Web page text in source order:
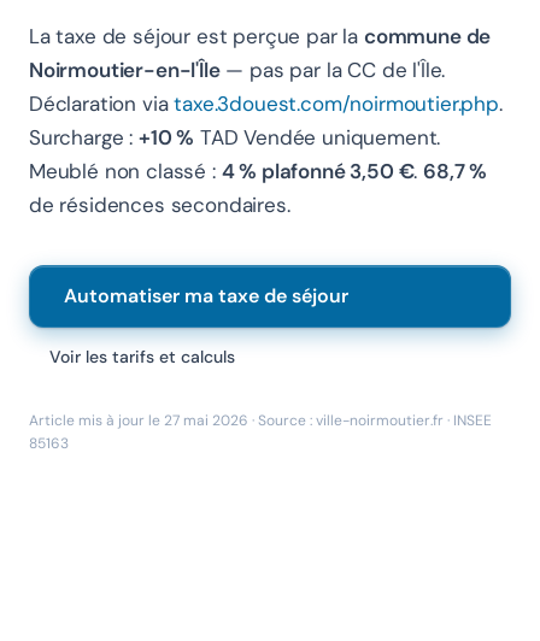
La taxe de séjour est perçue par la commune de
Noirmoutier-en-l'Île— pas par la CC de l'Île.
Déclaration viataxe.3douest.com/noirmoutier.php.
Surcharge : +10 % TAD Vendée uniquement.
Meublé non classé : 4 % plafonné 3,50 €.68,7 %
de résidences secondaires.
Automatiser ma taxe de séjour
Voir les tarifs et calculs
Article mis à jour le 27 mai 2026 · Source : ville-noirmoutier.fr · INSEE
85163
Chanlify Assistant
En ligne · Online
Bonjour 👋 Je suis l'assistant Chanlify. Comment puis-
je vous aider ?
Hello! I'm the Chanlify assistant. How can I help?